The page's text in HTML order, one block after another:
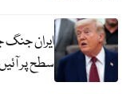
ایران جنگ
سطح پر